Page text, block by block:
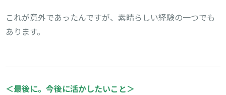
これが意外であったんですが、素晴らしい経験の一つでも
あります。
＜最後に。今後に活かしたいこと＞